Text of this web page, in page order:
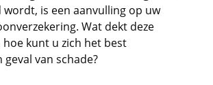
wordt, is een aanvulling op uw
Wat dekt deze
hoe kunt u zich het best
van schade?